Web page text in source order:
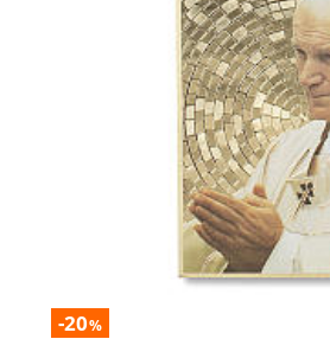
-20%